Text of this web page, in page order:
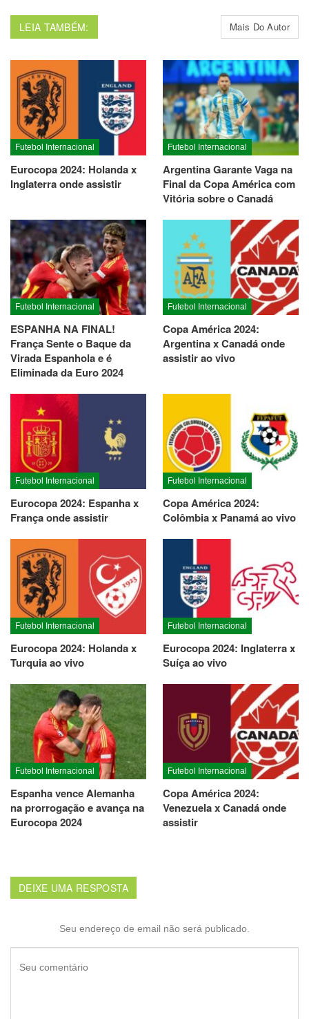
LEIA TAMBÉM: Mais Do Autor
Futebol Internacional
Eurocopa 2024: Holanda x
Inglaterra onde assistir
Futebol Internacional
Argentina Garante Vaga na
Final da Copa América com
Vitória sobre o Canadá
Futebol Internacional
ESPANHA NA FINAL!
França Sente o Baque da
Virada Espanhola e é
Eliminada da Euro 2024
Futebol Internacional
Copa América 2024:
Argentina x Canadá onde
assistir ao vivo
Futebol Internacional
Eurocopa 2024: Espanha x
França onde assistir
Futebol Internacional
Copa América 2024:
Colômbia x Panamá ao vivo
Futebol Internacional
Eurocopa 2024: Holanda x
Turquia ao vivo
Futebol Internacional
Eurocopa 2024: Inglaterra x
Suíça ao vivo
Futebol Internacional
Espanha vence Alemanha
na prorrogação e avança na
Eurocopa 2024
Futebol Internacional
Copa América 2024:
Venezuela x Canadá onde
assistir
DEIXE UMA RESPOSTA
Seu endereço de email não será publicado.